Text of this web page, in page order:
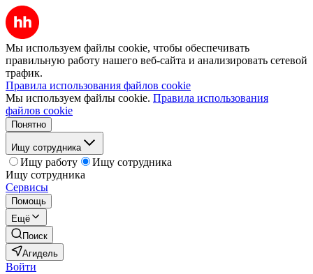
Мы используем файлы cookie, чтобы обеспечивать
правильную работу нашего веб-сайта и анализировать сетевой
трафик.
Правила использования файлов cookie
Мы используем файлы cookie. Правила использования
файлов cookie
Понятно
Ищу сотрудника
Ищу работу
Ищу сотрудника
Ищу сотрудника
Сервисы
Помощь
Ещё
Поиск
Агидель
Войти